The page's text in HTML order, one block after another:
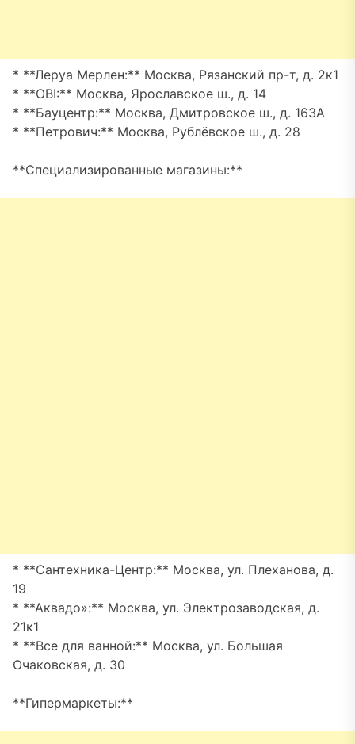
* **Леруа Мерлен:** Москва, Рязанский пр-т, д. 2к1
* **OBI:** Москва, Ярославское ш., д. 14
* **Бауцентр:** Москва, Дмитровское ш., д. 163А
* **Петрович:** Москва, Рублёвское ш., д. 28
**Специализированные магазины:**
* **Сантехника-Центр:** Москва, ул. Плеханова, д.
19
* **Аквадо»:** Москва, ул. Электрозаводская, д.
21к1
* **Все для ванной:** Москва, ул. Большая
Очаковская, д. 30
**Гипермаркеты:**